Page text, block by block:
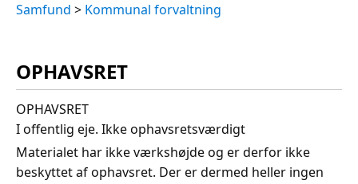
Samfund > Kommunal forvaltning
OPHAVSRET
OPHAVSRET
I offentlig eje. Ikke ophavsretsværdigt
Materialet har ikke værkshøjde og er derfor ikke
beskyttet af ophavsret. Der er dermed heller ingen